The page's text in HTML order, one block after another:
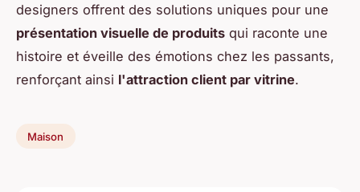
designers offrent des solutions uniques pour une
présentation visuelle de produits qui raconte une
histoire et éveille des émotions chez les passants,
renforçant ainsi l'attraction client par vitrine.
Maison